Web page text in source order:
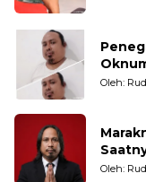
Oleh:
Oleh: